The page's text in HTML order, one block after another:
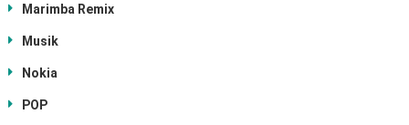
Marimba Remix
Musik
Nokia
POP